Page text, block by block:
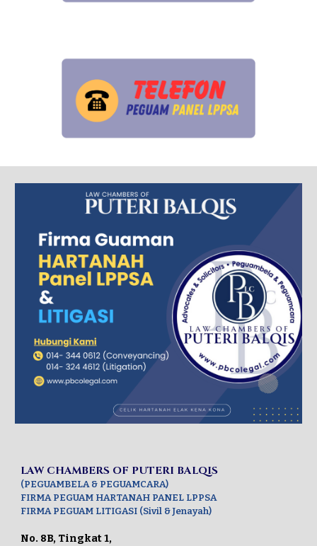
LAW CHAMBERS OF PUTERI BALQIS
(PEGUAMBELA & PEGUAMCARA)
FIRMA PEGUAM HARTANAH PANEL LPPSA
FIRMA PEGUAM LITIGASI (Sivil & Jenayah)
No. 8B, Tingkat 1,